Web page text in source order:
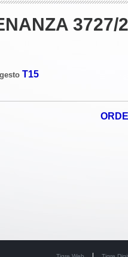
3727/
T15